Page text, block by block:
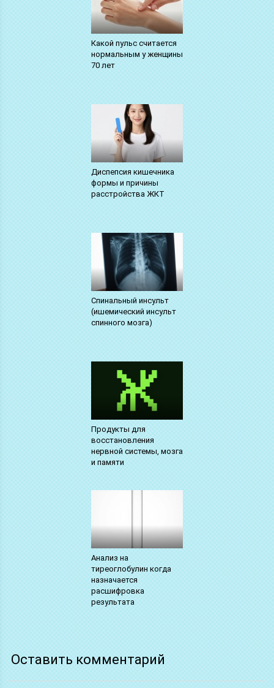
Какой пульс считается
нормальным у женщины
70 лет
Диспепсия кишечника
формы и причины
расстройства ЖКТ
Спинальный инсульт
(ишемический инсульт
спинного мозга)
Продукты для
восстановления
нервной системы, мозга
и памяти
Анализ на
тиреоглобулин когда
назначается
расшифровка
результата
Оставить комментарий